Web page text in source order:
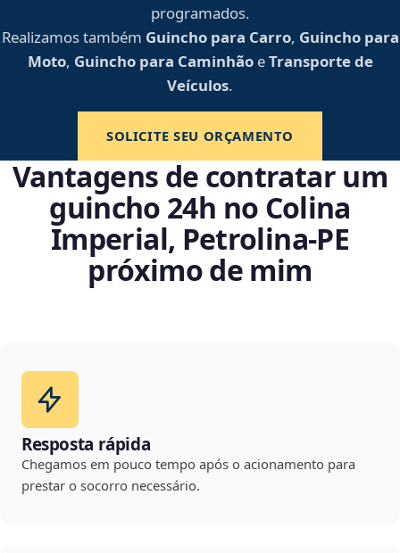
programados.
Realizamos também Guincho para Carro, Guincho para
Moto, Guincho para CaminhãoeTransporte de
Veículos.
SOLICITE SEU ORÇAMENTO
Vantagens de contratar um
guincho 24h no Colina
Imperial, Petrolina‑PE
próximo de mim
Resposta rápida
Chegamos em pouco tempo após o acionamento para
prestar o socorro necessário.